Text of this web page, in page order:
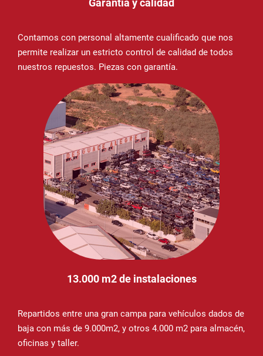
Garantía y calidad
Contamos con personal altamente cualificado que nos
permite realizar un estricto control de calidad de todos
nuestros repuestos. Piezas con garantía.
13.000 m2 de instalaciones
Repartidos entre una gran campa para vehículos dados de
baja con más de 9.000m2, y otros 4.000 m2 para almacén,
oficinas y taller.